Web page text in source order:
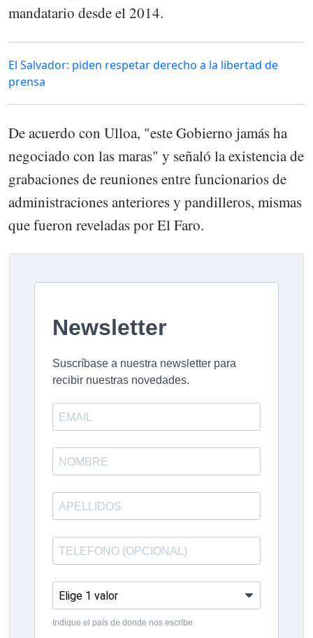
mandatario desde el 2014.
El Salvador: piden respetar derecho a la libertad de
prensa
De acuerdo con Ulloa, "este Gobierno jamás ha
negociado con las maras" y señaló la existencia de
grabaciones de reuniones entre funcionarios de
administraciones anteriores y pandilleros, mismas
que fueron reveladas por El Faro.